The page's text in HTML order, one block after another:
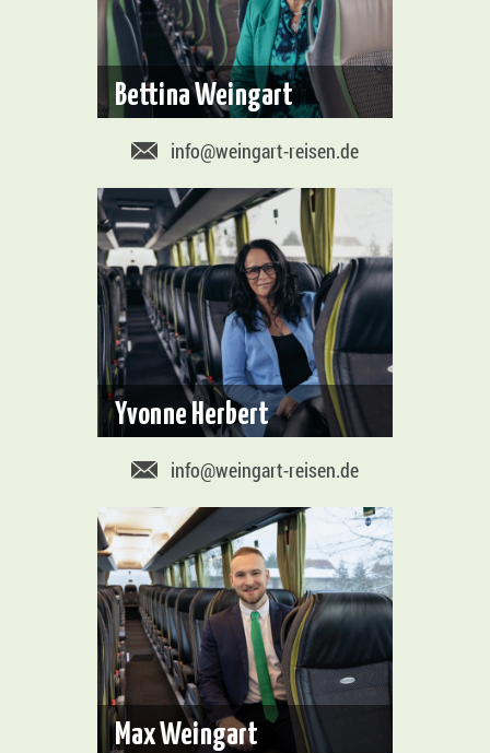
Bettina Weingart
info@weingart-reisen.de
Yvonne Herbert
info@weingart-reisen.de
Max Weingart